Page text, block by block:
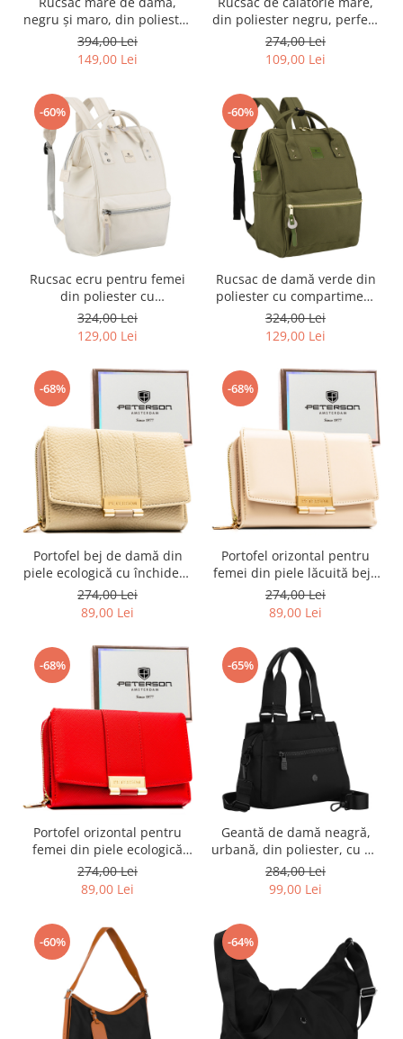
negru și maro, din poliester
și piele ecologică - Peterson
PTR-PTN GAMMA BL-BR
394,00 Lei
149,00 Lei
din poliester negru, perfect
pentru bagajul de mână -
Rovicky PTR-R-BHX-05-1020
BLACK
274,00 Lei
109,00 Lei
-60%
Rucsac ecru pentru femei
din poliester cu
compartiment pentru
laptop și port USB -
Peterson PTR-PTN BETA
324,00 Lei
129,00 Lei
-60%
Rucsac de damă verde din
poliester cu compartiment
pentru laptop și bretele
reglabile - Peterson PTR-
PTN ALFA GREEN
324,00 Lei
129,00 Lei
-68%
Portofel bej de damă din
piele ecologică cu închidere
cu capsă - Peterson PTR-
PTN 0015-HB-9532 BAI
274,00 Lei
89,00 Lei
-68%
Portofel orizontal pentru
femei din piele lăcuită bej -
Peterson PTR-PTN 0015-
LAK-9501 BE
274,00 Lei
89,00 Lei
-68%
Portofel orizontal pentru
femei din piele ecologică
roșie - Peterson PTR-PTN
0015-SAF-9402 RE
274,00 Lei
89,00 Lei
-65%
Geantă de damă neagră,
urbană, din poliester, cu un
singur compartiment -
Peterson PTR-PTN CTY-26-
2744 BLAC
284,00 Lei
99,00 Lei
-60% -64%